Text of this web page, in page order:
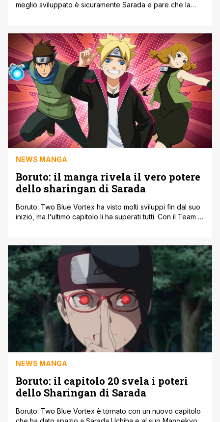
meglio sviluppato è sicuramente Sarada e pare che la
con il capitolo 23 di Two Blue Vortex e, sebbene il
protagonista principale abbia combattuto al meglio [']
NEWS MANGA
Boruto: il manga rivela il vero potere
dello sharingan di Sarada
Boruto: Two Blue Vortex ha visto molti sviluppi fin dal suo
inizio, ma l'ultimo capitolo li ha superati tutti. Con il Team 7
Matsuri che va a rotoli, la Kunoichi ha preso il
sopravvento [']
NEWS MANGA
Boruto: il capitolo 20 svela i poteri
dello Sharingan di Sarada
Boruto: Two Blue Vortex è tornato con un nuovo capitolo